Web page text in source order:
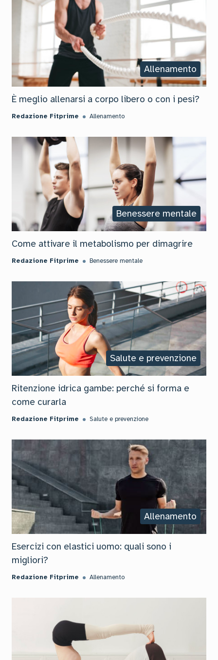
Allenamento
È meglio allenarsi a corpo libero o con i pesi?
Redazione Fitprime Allenamento
Benessere mentale
Come attivare il metabolismo per dimagrire
Redazione Fitprime Benessere mentale
Salute e prevenzione
Ritenzione idrica gambe: perché si forma e
come curarla
Redazione Fitprime Salute e prevenzione
Allenamento
Esercizi con elastici uomo: quali sono i
migliori?
Redazione Fitprime Allenamento